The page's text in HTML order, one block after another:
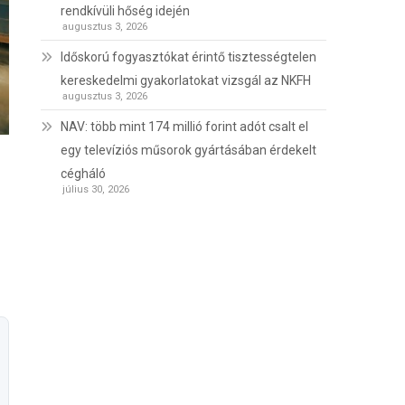
rendkívüli hőség idején
augusztus 3, 2026
Időskorú fogyasztókat érintő tisztességtelen
kereskedelmi gyakorlatokat vizsgál az NKFH
augusztus 3, 2026
NAV: több mint 174 millió forint adót csalt el
egy televíziós műsorok gyártásában érdekelt
cégháló
július 30, 2026